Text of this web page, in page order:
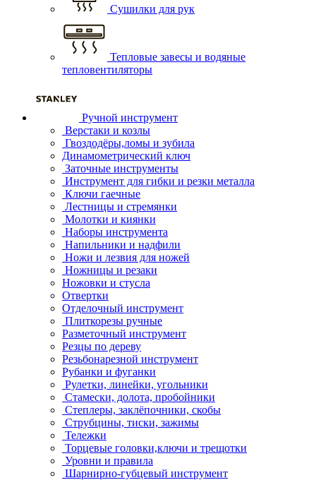
Сушилки для рук
Тепловые завесы и водяные
тепловентиляторы
Ручной инструмент
Верстаки и козлы
Гвоздодёры,ломы и зубила
Динамометрический ключ
Заточные инструменты
Инструмент для гибки и резки металла
Ключи гаечные
Лестницы и стремянки
Молотки и киянки
Наборы инструмента
Напильники и надфили
Ножи и лезвия для ножей
Ножницы и резаки
Ножовки и стусла
Отвертки
Отделочный инструмент
Плиткорезы ручные
Разметочный инструмент
Резцы по дереву
Резьбонарезной инструмент
Рубанки и фуганки
Рулетки, линейки, угольники
Стамески, долота, пробойники
Степлеры, заклёпочники, скобы
Струбцины, тиски, зажимы
Тележки
Торцевые головки,ключи и трещотки
Уровни и правила
Шарнирно-губцевый инструмент